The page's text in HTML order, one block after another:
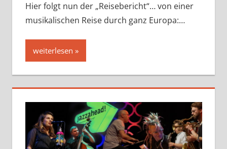
Hier folgt nun der „Reisebericht“… von einer
musikalischen Reise durch ganz Europa:…
weiterlesen